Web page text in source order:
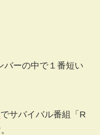
バーの中で１番短い
でサバイバル番組「R